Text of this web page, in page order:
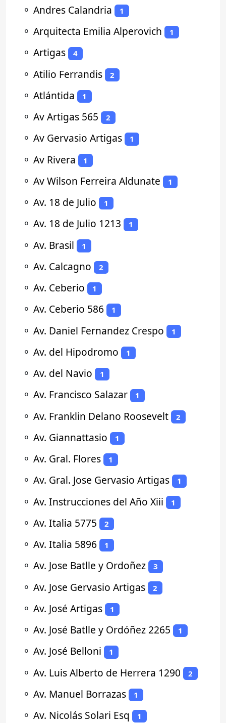
⚬ Andres Calandria 1
⚬ Arquitecta Emilia Alperovich 1
⚬ Artigas 4
⚬ Atilio Ferrandis 2
⚬ Atlántida 1
⚬ Av Artigas 565 2
⚬ Av Gervasio Artigas 1
⚬ Av Rivera 1
⚬ Av Wilson Ferreira Aldunate 1
⚬ Av. 18 de Julio 1
⚬ Av. 18 de Julio 1213 1
⚬ Av. Brasil 1
⚬ Av. Calcagno 2
⚬ Av. Ceberio 1
⚬ Av. Ceberio 586 1
⚬ Av. Daniel Fernandez Crespo 1
⚬ Av. del Hipodromo 1
⚬ Av. del Navio 1
⚬ Av. Francisco Salazar 1
⚬ Av. Franklin Delano Roosevelt 2
⚬ Av. Giannattasio 1
⚬ Av. Gral. Flores 1
⚬ Av. Gral. Jose Gervasio Artigas 1
⚬ Av. Instrucciones del Año Xiii 1
⚬ Av. Italia 5775 2
⚬ Av. Italia 5896 1
⚬ Av. Jose Batlle y Ordoñez 3
⚬ Av. Jose Gervasio Artigas 2
⚬ Av. José Artigas 1
⚬ Av. José Batlle y Ordóñez 2265 1
⚬ Av. José Belloni 1
⚬ Av. Luis Alberto de Herrera 1290 2
⚬ Av. Manuel Borrazas 1
⚬ Av. Nicolás Solari Esq 1